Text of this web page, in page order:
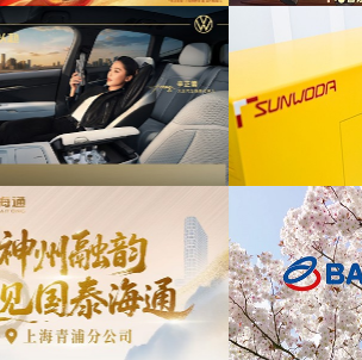
为《出发吧麦芬》2周年活动提供音乐版权
为欣旺达武汉商用车展宣发项目提供音乐版权
为《